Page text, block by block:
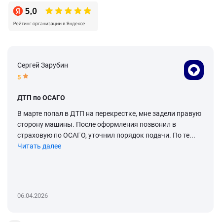
Сергей Зарубин
5
ДТП по ОСАГО
В марте попал в ДТП на перекрестке, мне задели правую
сторону машины. После оформления позвонил в
страховую по ОСАГО, уточнил порядок подачи. По те...
Читать далее
06.04.2026